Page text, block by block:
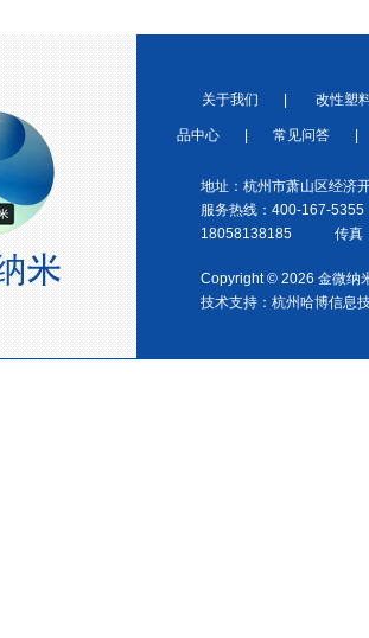
关于我们 改性塑
品中心 常见问答
地址：杭州市萧山区经济
服务热线：400-167-5355
18058138185 传真：
Copyright © 2026 金微纳
技术支持： 杭州哈博信息